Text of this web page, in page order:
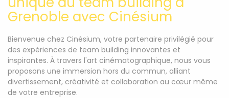
Grenoble avec Cinésium
Bienvenue chez Cinésium, votre partenaire privilégié pour
des expériences de team building innovantes et
inspirantes. À travers l'art cinématographique, nous vous
proposons une immersion hors du commun, alliant
divertissement, créativité et collaboration au cœur même
de votre entreprise.